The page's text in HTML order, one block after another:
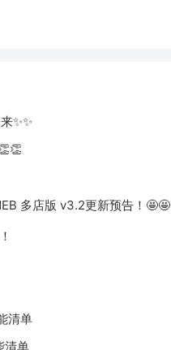
✨️✨️
多店版 v3.2更新预告！🤩🤩
清单
清单